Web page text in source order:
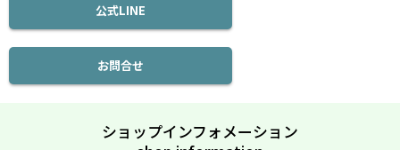
公式LINE
お問合せ
ショップインフォメーション